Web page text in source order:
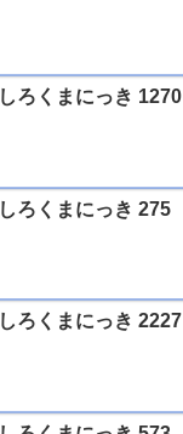
しろくまにっき 1270
しろくまにっき 275
しろくまにっき 2227